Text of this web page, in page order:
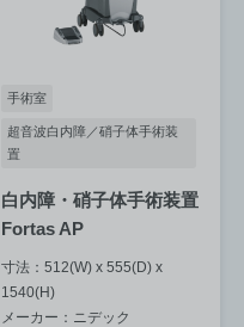
手術室
超音波白内障／硝子体手術装
置
白内障・硝子体手術装置
Fortas AP
寸法：512(W) x 555(D) x
1540(H)
メーカー：ニデック